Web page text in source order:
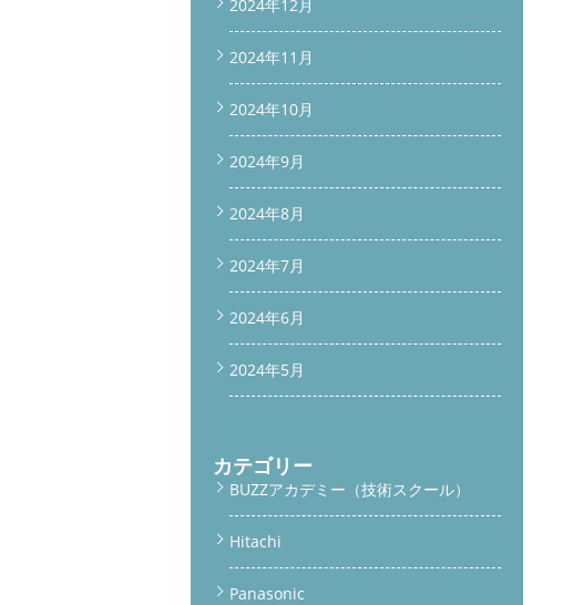
2024年12月
2024年11月
2024年10月
2024年9月
2024年8月
2024年7月
2024年6月
2024年5月
カテゴリー
BUZZアカデミー（技術スクール）
Hitachi
Panasonic